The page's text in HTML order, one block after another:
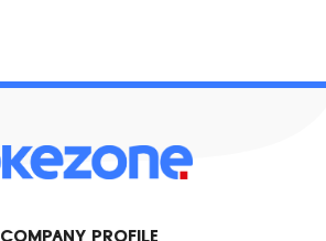
COMPANY PROFILE